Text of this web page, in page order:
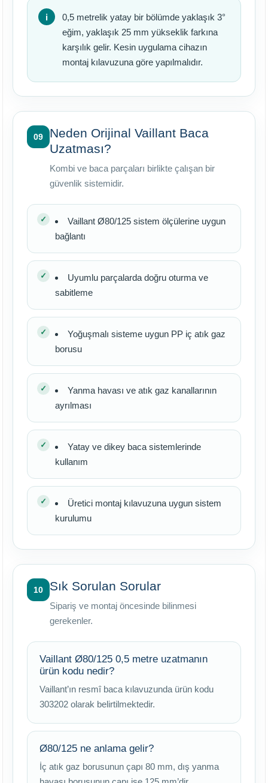
0,5 metrelik yatay bir bölümde yaklaşık 3°
eğim, yaklaşık 25 mm yükseklik farkına
karşılık gelir. Kesin uygulama cihazın
montaj kılavuzuna göre yapılmalıdır.
09
Neden Orijinal Vaillant Baca
Uzatması?
Kombi ve baca parçaları birlikte çalışan bir
güvenlik sistemidir.
Vaillant Ø80/125 sistem ölçülerine uygun
bağlantı
Uyumlu parçalarda doğru oturma ve
sabitleme
Yoğuşmalı sisteme uygun PP iç atık gaz
borusu
Yanma havası ve atık gaz kanallarının
ayrılması
Yatay ve dikey baca sistemlerinde
kullanım
Üretici montaj kılavuzuna uygun sistem
kurulumu
10 Sık Sorulan Sorular
Sipariş ve montaj öncesinde bilinmesi
gerekenler.
Vaillant Ø80/125 0,5 metre uzatmanın
ürün kodu nedir?
Vaillant’ın resmî baca kılavuzunda ürün kodu
303202 olarak belirtilmektedir.
Ø80/125 ne anlama gelir?
İç atık gaz borusunun çapı 80 mm, dış yanma